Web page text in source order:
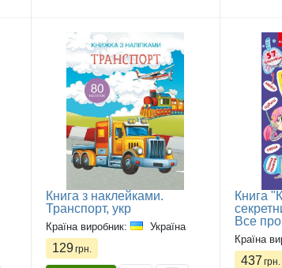
Книга з наклейками.
Транспорт, укр
Країна виробник: Україна
129грн.
Книга
Все про
Країна
437 грн.